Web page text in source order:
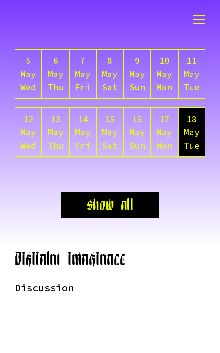
5
May
Wed
6
May
Thu
7
May
Fri
8
May
Sat
9
May
Sun
10
May
Mon
11
May
Tue
12
May
Wed
13
May
Thu
14
May
Fri
15
May
Sat
16
May
Sun
17
May
Mon
18
May
Tue
show all
Digitální imaginace
Discussion